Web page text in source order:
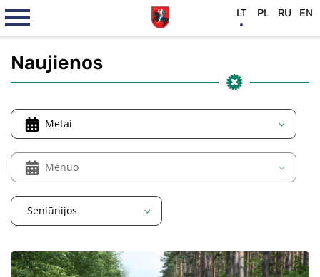
Naujienos
Metai
Mėnuo
Seniūnijos
LT PL RU EN